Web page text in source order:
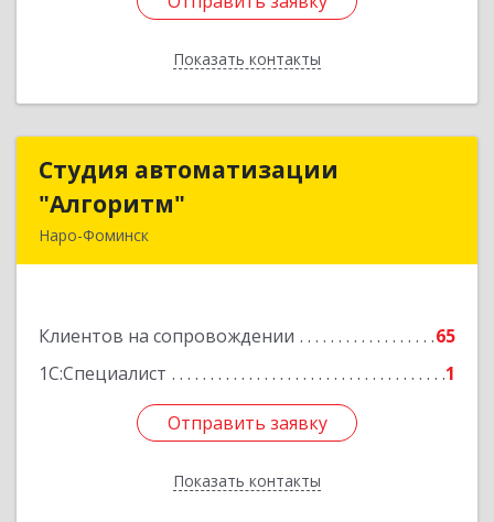
Показать контакты
Назад
Студия автоматизации
"Алгоритм"
Наро-Фоминск
Клиентов на сопровождении
65
1С:Специалист
1
Отправить заявку
Показать контакты
Студия автоматизации
Подробнее
Отправить заявку
Назад